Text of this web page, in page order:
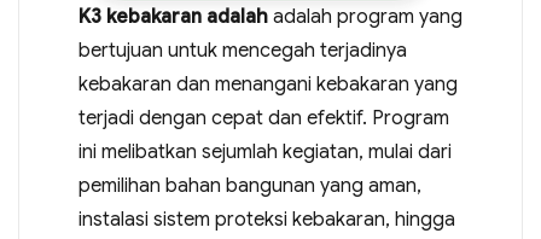
K3 kebakaran adalahadalah program yang
bertujuan untuk mencegah terjadinya
kebakaran dan menangani kebakaran yang
terjadi dengan cepat dan efektif. Program
ini melibatkan sejumlah kegiatan, mulai dari
pemilihan bahan bangunan yang aman,
instalasi sistem proteksi kebakaran, hingga